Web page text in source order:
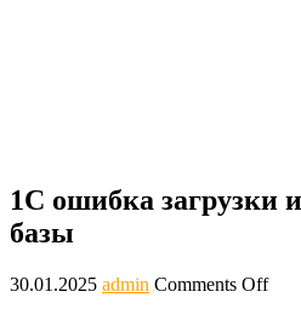
1С ошибка загрузки
базы
30.01.2025 admin Comments Off